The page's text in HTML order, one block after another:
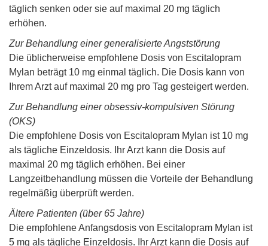
täglich senken oder sie auf maximal 20 mg täglich
erhöhen.
Zur Behandlung einer generalisierte Angststörung
Die üblicherweise empfohlene Dosis von Escitalopram
Mylan beträgt 10 mg einmal täglich. Die Dosis kann von
Ihrem Arzt auf maximal 20 mg pro Tag gesteigert werden.
Zur Behandlung einer obsessiv-kompulsiven Störung
(OKS)
Die empfohlene Dosis von Escitalopram Mylan ist 10 mg
als tägliche Einzeldosis. Ihr Arzt kann die Dosis auf
maximal 20 mg täglich erhöhen. Bei einer
Langzeitbehandlung müssen die Vorteile der Behandlung
regelmäßig überprüft werden.
Ältere Patienten (über 65 Jahre)
Die empfohlene Anfangsdosis von Escitalopram Mylan ist
5 mg als tägliche Einzeldosis. Ihr Arzt kann die Dosis auf